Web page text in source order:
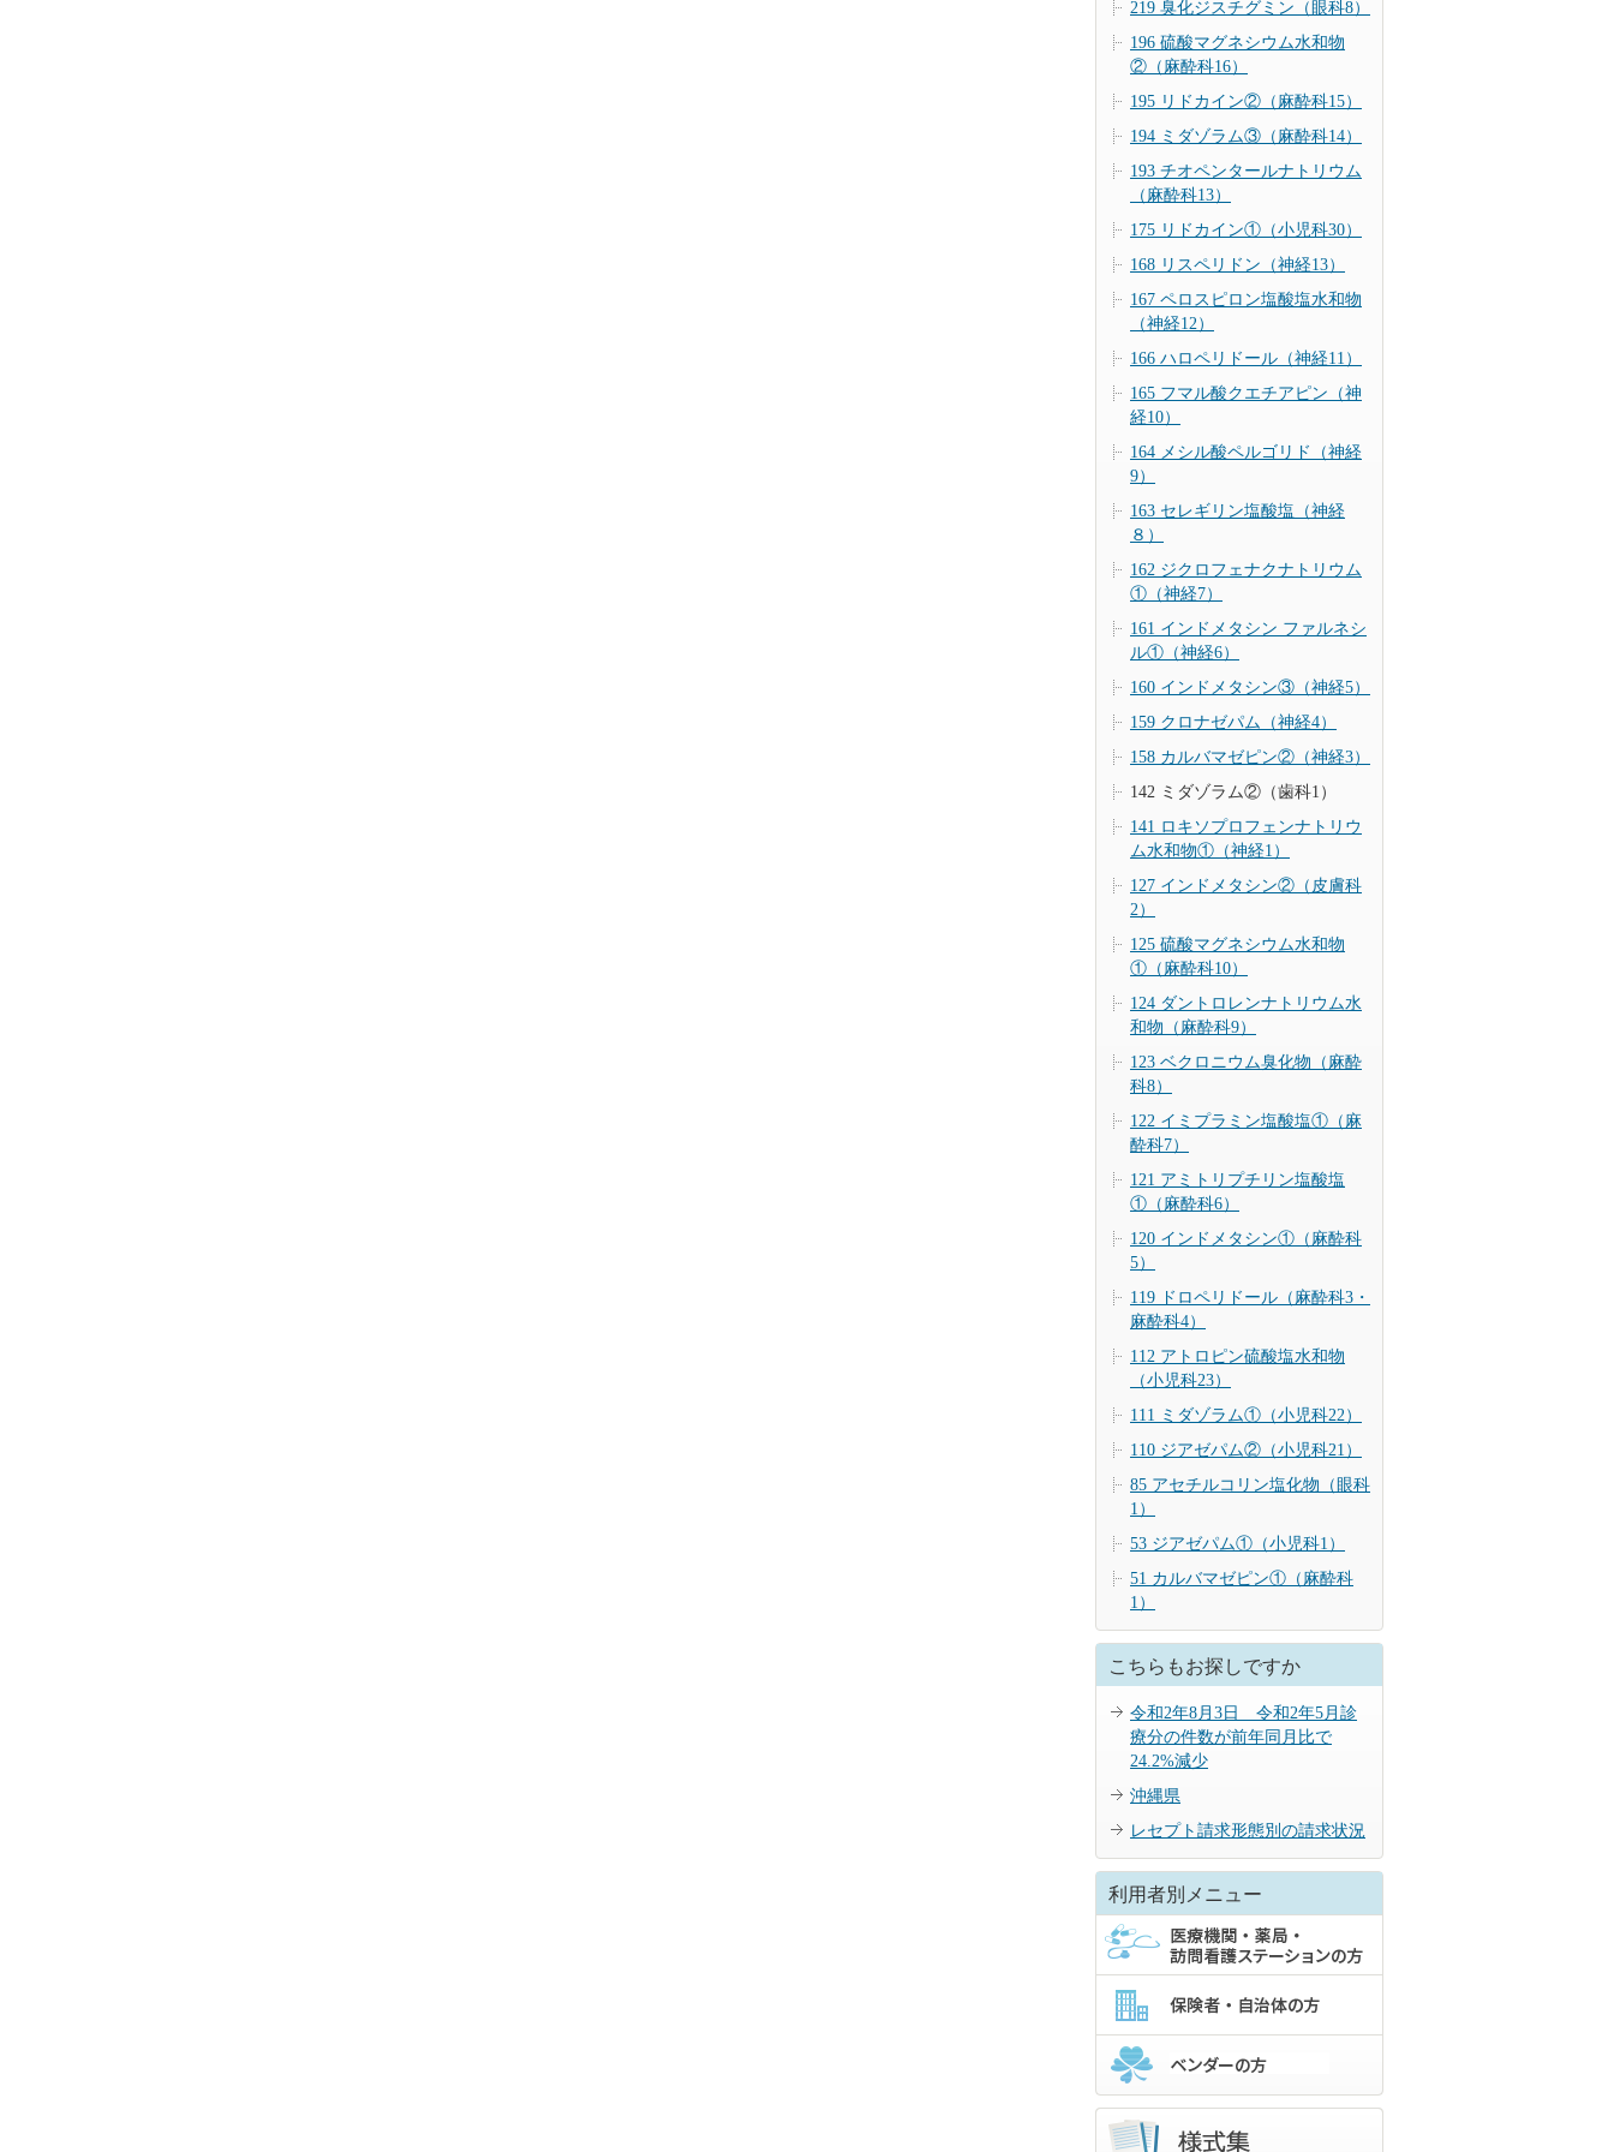
219 臭化ジスチグミン（眼科8）
196 硫酸マグネシウム水和物
②（麻酔科16）
195 リドカイン②（麻酔科15）
194 ミダゾラム③（麻酔科14）
193 チオペンタールナトリウム
（麻酔科13）
175 リドカイン①（小児科30）
168 リスペリドン（神経13）
167 ペロスピロン塩酸塩水和物
（神経12）
166 ハロペリドール（神経11）
165 フマル酸クエチアピン（神
経10）
164 メシル酸ペルゴリド（神経
9）
163 セレギリン塩酸塩（神経
８）
162 ジクロフェナクナトリウム
①（神経7）
161 インドメタシン ファルネシ
ル①（神経6）
160 インドメタシン③（神経5）
159 クロナゼパム（神経4）
158 カルバマゼピン②（神経3）
142 ミダゾラム②（歯科1）
141 ロキソプロフェンナトリウ
ム水和物①（神経1）
127 インドメタシン②（皮膚科
2）
125 硫酸マグネシウム水和物
①（麻酔科10）
124 ダントロレンナトリウム水
和物（麻酔科9）
123 ベクロニウム臭化物（麻酔
科8）
122 イミプラミン塩酸塩①（麻
酔科7）
121 アミトリプチリン塩酸塩
①（麻酔科6）
120 インドメタシン①（麻酔科
5）
119 ドロペリドール（麻酔科3・
麻酔科4）
112 アトロピン硫酸塩水和物
（小児科23）
111 ミダゾラム①（小児科22）
110 ジアゼパム②（小児科21）
85 アセチルコリン塩化物（眼科
1）
53 ジアゼパム①（小児科1）
51 カルバマゼピン①（麻酔科
1）
こちらもお探しですか
令和2年8月3日 令和2年5月診
療分の件数が前年同月比で
24.2%減少
沖縄県
レセプト請求形態別の請求状況
利用者別メニュー